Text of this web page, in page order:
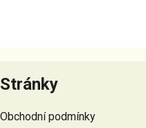
á
p
a
Stránky
Obchodní podmínky